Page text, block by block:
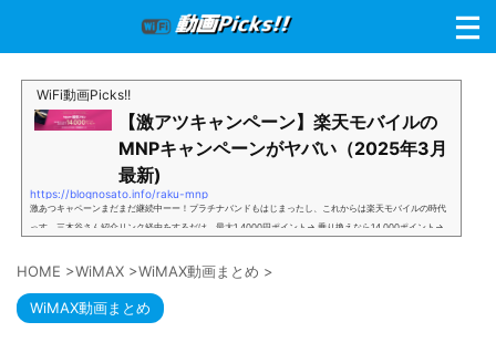
WiFi動画Picks!!
【激アツキャンペーン】楽天モバイルの
MNPキャンペーンがヤバい（2025年3月
最新)
https://blognosato.info/raku-mnp
激あつキャペーンまだまだ継続中ーー！プラチナバンドもはじまったし、これからは楽天モバイルの時代
っす。三木谷さん紹介リンク経由をするだけ。最大1,4000円ポイント→ 乗り換えなら14,000ポイント→
谷さんキャンペーン／2回線目以降でもOK再契約でもでもOK背水の陣の楽天モバイル。ついに「最後の賭
別招待ページから楽天モバイ...
HOME >WiMAX >WiMAX動画まとめ >
WiMAX動画まとめ